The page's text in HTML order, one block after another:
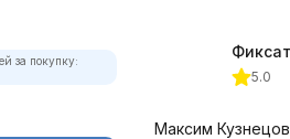
за покупку:
5.0
Максим Кузнецов